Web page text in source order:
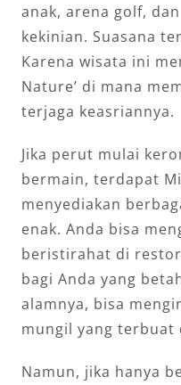
anak, arena golf,
kekinian. Suasana
Karena wisata ini
Nature’ di mana
terjaga keasriannya.
Jika perut mulai
bermain, terdapat
menyediakan
enak. Anda bisa
beristirahat di
bagi Anda yang
alamnya, bisa
mungil yang terbuat
Namun, jika hanya